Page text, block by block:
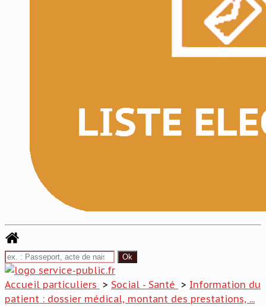
Accueil particuliers > Social - Santé > Information du
patient : dossier médical, montant des prestations, ...